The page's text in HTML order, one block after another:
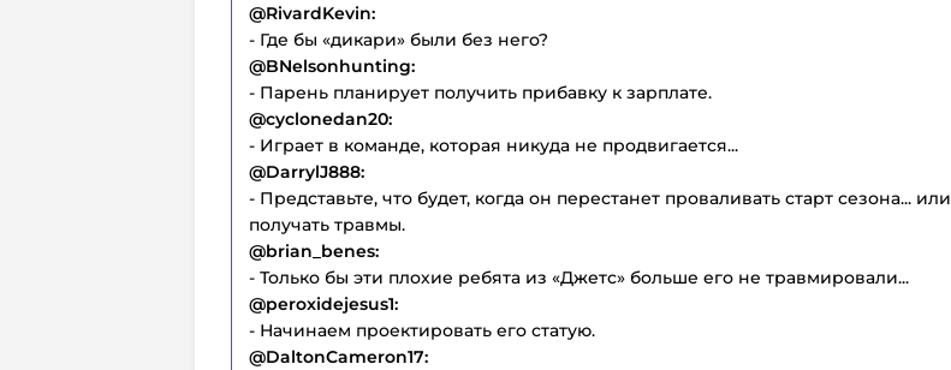
@RivardKevin:
- Где бы «дикари» были без него?
@BNelsonhunting:
- Парень планирует получить прибавку к зарплате.
@cyclonedan20:
- Играет в команде, которая никуда не продвигается...
@DarrylJ888:
- Представьте, что будет, когда он перестанет проваливать старт сезона... или
получать травмы.
@brian_benes:
- Только бы эти плохие ребята из «Джетс» больше его не травмировали...
@peroxidejesus1:
- Начинаем проектировать его статую.
@DaltonCameron17: